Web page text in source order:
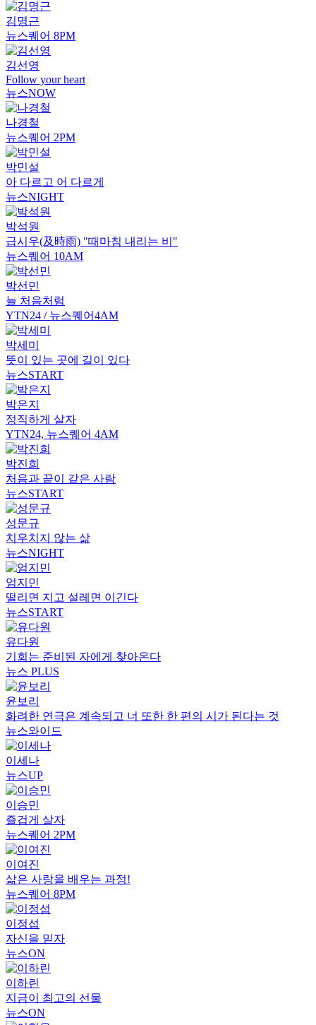
김명근
뉴스퀘어 8PM
김선영
Follow your heart
뉴스NOW
나경철
뉴스퀘어 2PM
박민설
아 다르고 어 다르게
뉴스NIGHT
박석원
급시우(及時雨) "때마침 내리는 비"
뉴스퀘어 10AM
박선민
늘 처음처럼
YTN24 / 뉴스퀘어4AM
박세미
뜻이 있는 곳에 길이 있다
뉴스START
박은지
정직하게 살자
YTN24, 뉴스퀘어 4AM
박진희
처음과 끝이 같은 사람
뉴스START
성문규
치우치지 않는 삶
뉴스NIGHT
엄지민
떨리면 지고 설레면 이긴다
뉴스START
유다원
기회는 준비된 자에게 찾아온다
뉴스 PLUS
윤보리
화려한 연극은 계속되고 너 또한 한 편의 시가 된다는 것
뉴스와이드
이세나
뉴스UP
이승민
즐겁게 살자
뉴스퀘어 2PM
이여진
삶은 사랑을 배우는 과정!
뉴스퀘어 8PM
이정섭
자신을 믿자
뉴스ON
이하린
지금이 최고의 선물
뉴스ON